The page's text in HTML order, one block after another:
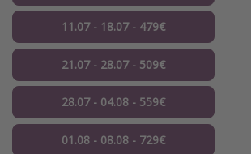
11.07 - 18.07 - 479€
21.07 - 28.07 - 509€
28.07 - 04.08 - 559€
01.08 - 08.08 - 729€